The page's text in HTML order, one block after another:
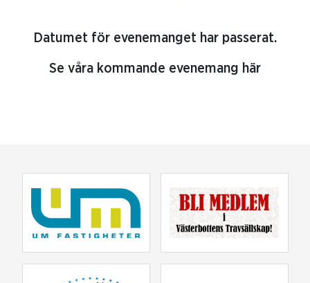
Datumet för evenemanget har passerat.
Se våra kommande evenemang här